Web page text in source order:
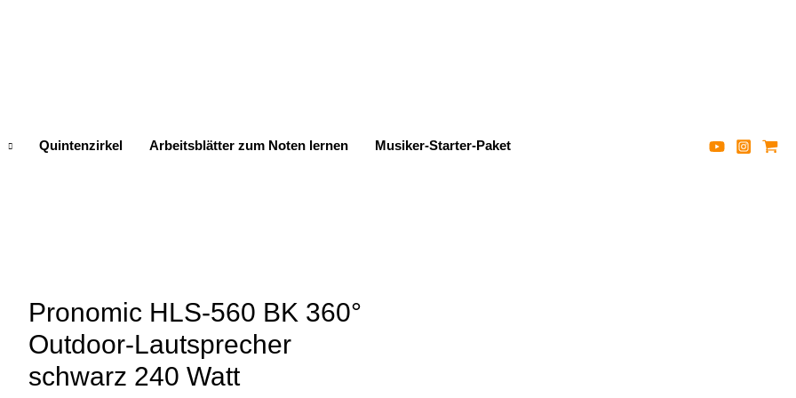
Quintenzirkel Arbeitsblätter zum Noten lernen Musiker-Starter-Paket
Pronomic HLS-560 BK 360°
Outdoor-Lautsprecher
schwarz 240 Watt